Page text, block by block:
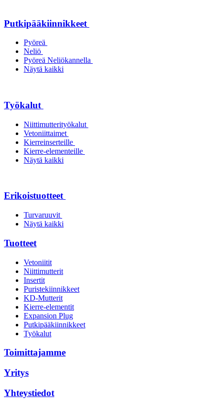
Putkipääkiinnikkeet
Pyöreä
Neliö
Pyöreä Neliökannella
Näytä kaikki
Työkalut
Niittimutterityökalut
Vetoniittaimet
Kierreinserteille
Kierre-elementeille
Näytä kaikki
Erikoistuotteet
Turvaruuvit
Näytä kaikki
Tuotteet
Vetoniitit
Niittimutterit
Insertit
Puristekiinnikkeet
KD-Mutterit
Kierre-elementit
Expansion Plug
Putkipääkiinnikkeet
Työkalut
Toimittajamme
Yritys
Yhteystiedot